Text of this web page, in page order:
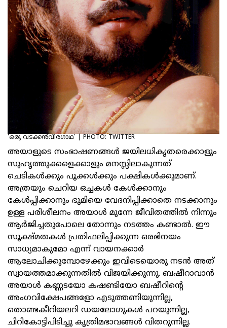
'ഒരു വടക്കന്‍വീരഗാഥ' | PHOTO: TWITTER
അയാളുടെ സംഭാഷണങ്ങള്‍ ജയിലധികൃതരെക്കാളും
സുഹൃത്തുക്കളെക്കാളും മനസ്സിലാകുന്നത്
ചെടികള്‍ക്കും പൂക്കള്‍ക്കും പക്ഷികള്‍ക്കുമാണ്.
അത്രയും ചെറിയ ഒച്ചകള്‍ കേള്‍ക്കാനും
കേള്‍പ്പിക്കാനും ഭൂമിയെ വേദനിപ്പിക്കാതെ നടക്കാനും
ഉള്ള പരിശീലനം അയാള്‍ മുന്നേ ജീവിതത്തില്‍ നിന്നും
ആര്‍ജിച്ചതുപോലെ തോന്നും നടത്തം കണ്ടാല്‍. ഈ
സൂക്ഷ്മതകള്‍ പ്രതിഫലിപ്പിക്കുന്ന ഒരഭിനയം
സാധ്യമാകുമോ എന്ന് വായനക്കാര്‍
ആലോചിക്കുമ്പോഴേക്കും ഇവിടെയൊരു നടന്‍ അത്
സ്വായത്തമാക്കുന്നതില്‍ വിജയിക്കുന്നു. ബഷീറാവാന്‍
അയാള്‍ കണ്ണടയോ കഷണ്ടിയോ ബഷീറിന്റെ
അംഗവിക്ഷേപങ്ങളോ എടുത്തണിയുന്നില്ല,
തൊണ്ടകീറിയലറി ഡയലോഗുകള്‍ പറയുന്നില്ല,
ചിറികോട്ടിപിടിച്ചു കൃത്രിമഭാവങ്ങള്‍ വിതറുന്നില്ല.